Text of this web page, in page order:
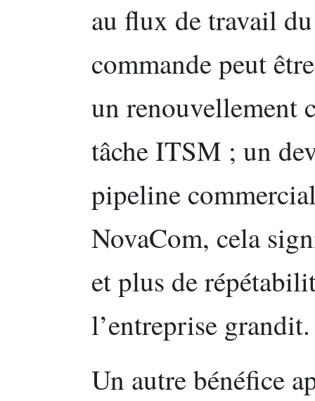
au flux de travail
commande peut
un renouvellement
tâche ITSM ; un
pipeline
NovaCom, cela
et plus de
l’entreprise grandit.
Un autre bénéfice